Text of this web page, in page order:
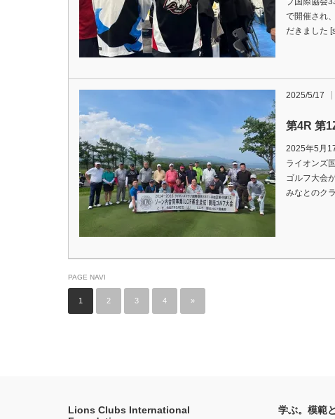
で開催され
だきました
2025/5/17
第4R 第
2025年5月
ライオンズ
ゴルフ大会
みなとのク
PAGE NAVI
1 2 3 4 »
Lions Clubs International
学ぶ。模範